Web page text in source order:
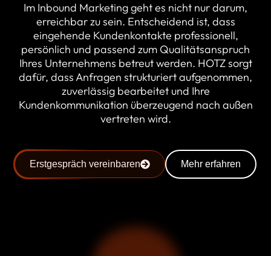
Im Inbound Marketing geht es nicht nur darum,
erreichbar zu sein. Entscheidend ist, dass
eingehende Kundenkontakte professionell,
persönlich und passend zum Qualitätsanspruch
Ihres Unternehmens betreut werden. HOTZ sorgt
dafür, dass Anfragen strukturiert aufgenommen,
zuverlässig bearbeitet und Ihre
Kundenkommunikation überzeugend nach außen
vertreten wird.
Erstgespräch vereinbaren Mehr erfahren